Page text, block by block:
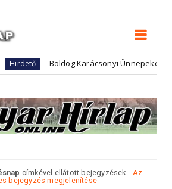
Hirdető Boldog Karácsonyi Ünnepeket
címkével ellátott bejegyzések.
Az
bejegyzés megjelenítése